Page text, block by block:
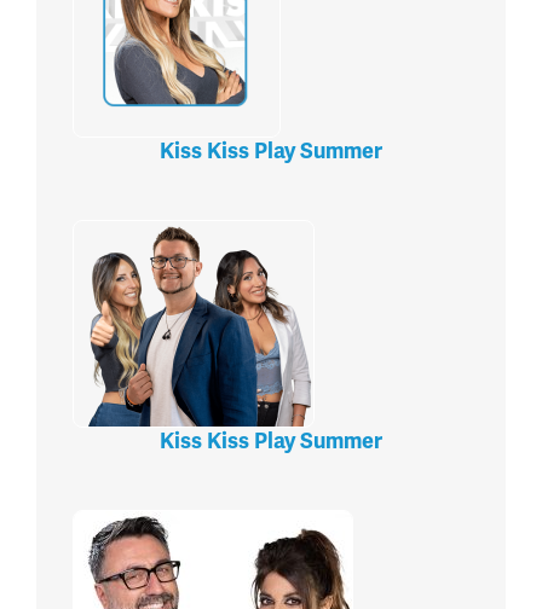
Kiss Kiss Play Summer
Kiss Kiss Play Summer